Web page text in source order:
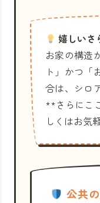
嬉しいさ
お家の構造
ト」かつ「
合は、シロ
**さらにこ
しくはお気
公共